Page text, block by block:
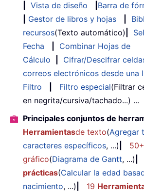
Vista de diseño
Barra de
Gestor de libros y hojas
recursos(Texto automático)
Fecha
Combinar Hojas de
Cálculo
Cifrar/Descifrar
correos electrónicos desde una
Filtro
Filtro especial(Filtrar
en negrita/cursiva/tachado...) ...
Principales conjuntos de
Herramientasde texto(Agregar
caracteres específicos, ...) 50+
gráfico(Diagrama de Gantt, ...)
prácticas(Calcular la edad
nacimiento, ...) 19